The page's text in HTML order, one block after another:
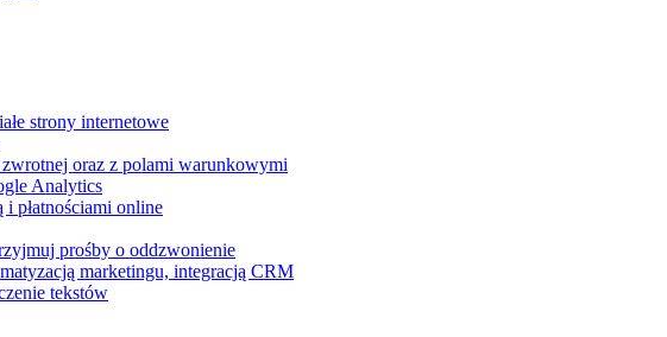
strony internetowe
oraz z polami warunkowymi
Analytics
i płatnościami online
prośby o oddzwonienie
marketingu, integracją CRM
tekstów